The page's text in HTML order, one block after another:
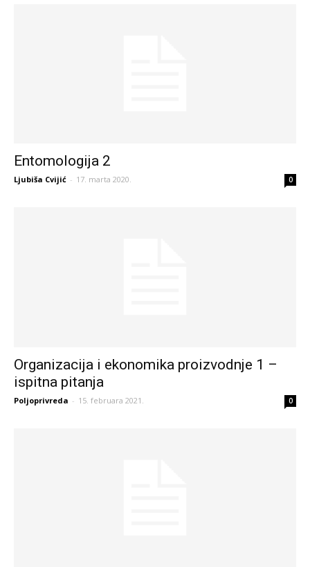
Entomologija 2
Ljubiša Cvijić - 17. marta 2020. 0
Organizacija i ekonomika proizvodnje 1 –
ispitna pitanja
Poljoprivreda - 15. februara 2021. 0